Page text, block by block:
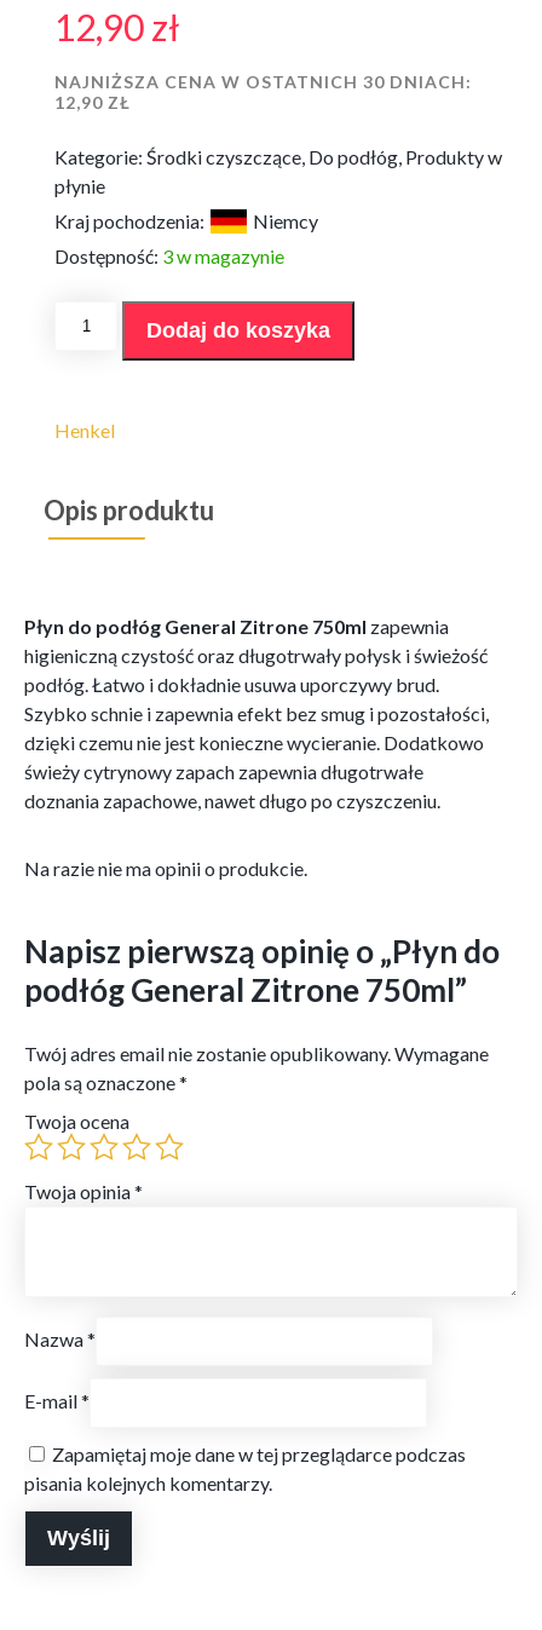
12,90zł
NAJNIŻSZA CENA W OSTATNICH 30 DNIACH:
12,90 ZŁ
Kategorie: Środki czyszczące Do podłóg Produkty w
płynie
Kraj pochodzenia:
Niemcy
Dostępność: 3 w magazynie
Płyn
Zitrone
Dodaj do koszyka
Henkel
Opis produktu
Płyn do podłóg General Zitrone 750ml zapewnia
higieniczną czystość oraz długotrwały połysk i świeżość
podłóg. Łatwo i dokładnie usuwa uporczywy brud.
Szybko schnie i zapewnia efekt bez smug i pozostałości,
dzięki czemu nie jest konieczne wycieranie. Dodatkowo
świeży cytrynowy zapach zapewnia długotrwałe
doznania zapachowe, nawet długo po czyszczeniu.
Na razie nie ma opinii o produkcie.
Napisz pierwszą opinię o „Płyn do
podłóg General Zitrone 750ml”
Twój adres email nie zostanie opublikowany. Wymagane
pola są oznaczone*
Twoja ocena
Twoja opinia*
Nazwa*
E-mail*
Zapamiętaj moje dane w tej przeglądarce podczas
pisania kolejnych komentarzy.